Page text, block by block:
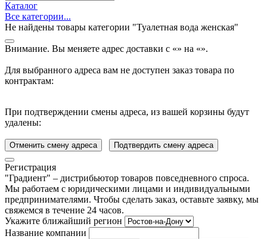
Каталог
Все категории...
Не найдены товары категории "Туалетная вода женская"
Внимание. Вы меняете адрес доставки с «» на «».
Для выбранного адреса вам не доступен заказ товара по
контрактам:
При подтверждении смены адреса, из вашей корзины будут
удалены:
Отменить смену адреса Подтвердить смену адреса
Регистрация
"Градиент" – дистрибьютор товаров повседневного спроса.
Мы работаем с юридическими лицами и индивидуальными
предпринимателями. Чтобы сделать заказ, оставьте заявку, мы
свяжемся в течение 24 часов.
Укажите ближайший регион
Название компании